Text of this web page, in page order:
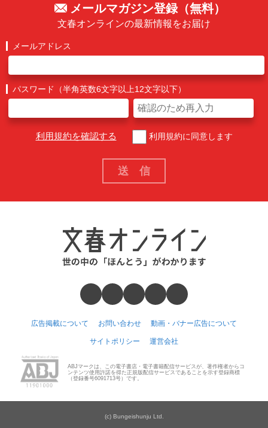
メールマガジン登録（無料）
文春オンラインの最新情報をお届け
メールアドレス
パスワード（半角英数6文字以上12文字以下）
利用規約を確認する 利用規約に同意します
広告掲載について お問い合わせ 動画・バナー広告について
サイトポリシー 運営会社
ABJマークは、この電子書店・電子書籍配信サービスが、著作権者からコ
ンテンツ使用許諾を得た正規版配信サービスであることを示す登録商標
（登録番号6091713号）です。
(c) Bungeishunju Ltd.